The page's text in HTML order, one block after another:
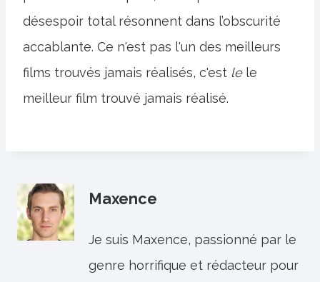
désespoir total résonnent dans l’obscurité
accablante. Ce n'est pas l'un des meilleurs
films trouvés jamais réalisés, c'est lele
meilleur film trouvé jamais réalisé.
Maxence
Je suis Maxence, passionné par le
genre horrifique et rédacteur pour